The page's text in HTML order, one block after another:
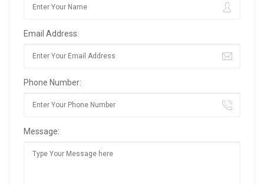
Email Address:
Phone Number:
Message: